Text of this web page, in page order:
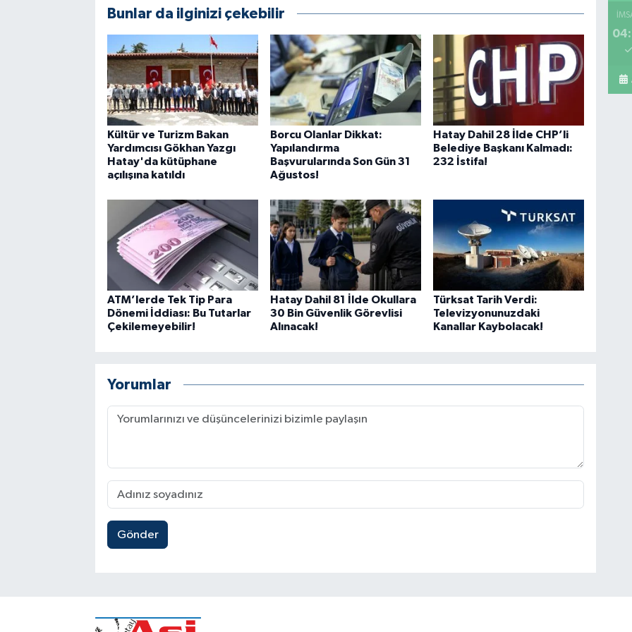
Bunlar da ilginizi çekebilir
Kültür ve Turizm Bakan
Yardımcısı Gökhan Yazgı
Hatay'da kütüphane
açılışına katıldı
Borcu Olanlar Dikkat:
Yapılandırma
Başvurularında Son Gün 31
Ağustos!
Hatay Dahil 28 İlde CHP’li
Belediye Başkanı Kalmadı:
232 İstifa!
ATM’lerde Tek Tip Para
Dönemi İddiası: Bu Tutarlar
Çekilemeyebilir!
Hatay Dahil 81 İlde Okullara
30 Bin Güvenlik Görevlisi
Alınacak!
Türksat Tarih Verdi:
Televizyonunuzdaki
Kanallar Kaybolacak!
Yorumlar
Gönder
A